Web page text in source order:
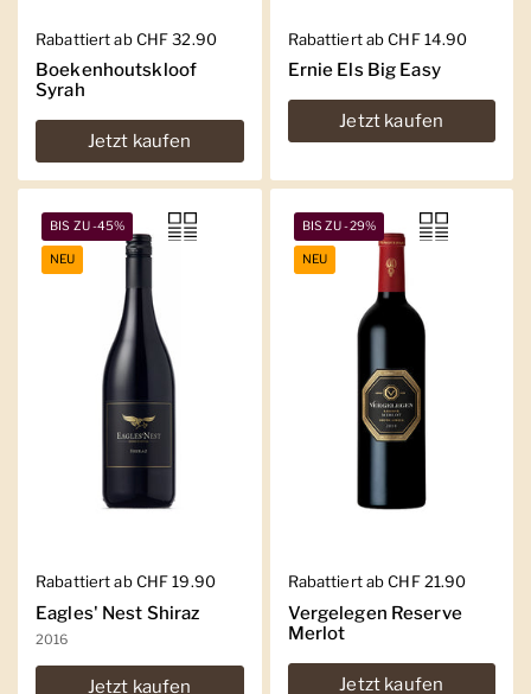
Regulärer Preis
Rabattiert ab CHF 32.90
Boekenhoutskloof
Syrah
Jetzt kaufen
Regulärer Preis
Rabattiert ab CHF 14.90
Ernie Els Big Easy
Jetzt kaufen
Regulärer Preis
Rabattiert ab CHF 19.90
Eagles' Nest Shiraz
2016
Jetzt kaufen
BIS ZU -45%
NEU
Regulärer Preis
Rabattiert ab CHF 21.90
Vergelegen Reserve
Merlot
Jetzt kaufen
BIS ZU -29%
NEU